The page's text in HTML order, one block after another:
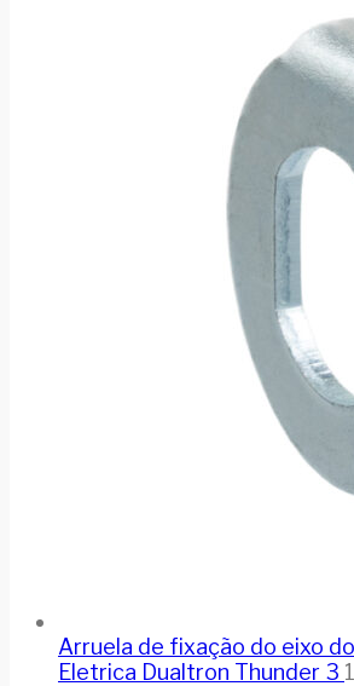
Arruela de fixação do eixo
Eletrica Dualtron Thunder 3